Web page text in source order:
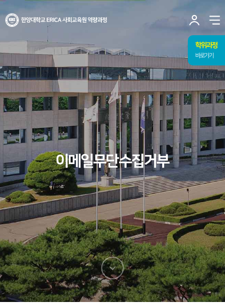
한양대학교
ERICA
사회교육원
유저
메뉴
사
학위과정
바로가기
이메일무단수집거부
다음
섹션으로
이동